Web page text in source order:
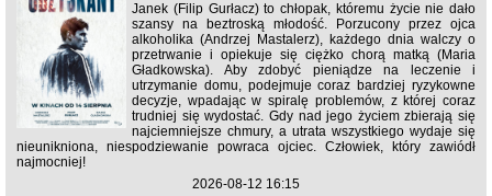
Janek (Filip Gurłacz) to chłopak, któremu życie nie dało
szansy na beztroską młodość. Porzucony przez ojca
alkoholika (Andrzej Mastalerz), każdego dnia walczy o
przetrwanie i opiekuje się ciężko chorą matką (Maria
Gładkowska). Aby zdobyć pieniądze na leczenie i
utrzymanie domu, podejmuje coraz bardziej ryzykowne
decyzje, wpadając w spiralę problemów, z której coraz
trudniej się wydostać. Gdy nad jego życiem zbierają się
najciemniejsze chmury, a utrata wszystkiego wydaje się
nieunikniona, niespodziewanie powraca ojciec. Człowiek, który zawiódł
najmocniej!
2026-08-12 16:15